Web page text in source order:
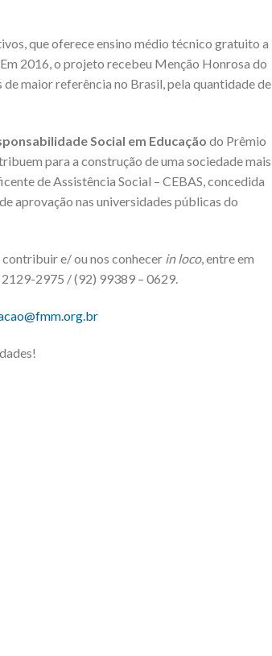
que oferece ensino médio técnico gratuito a
2016, o projeto recebeu Menção Honrosa do
maior referência no Brasil, pela quantidade de
Social em Educação do Prêmio
para a construção de uma sociedade mais
de Assistência Social – CEBAS, concedida
aprovação nas universidades públicas do
e/ ou nos conhecer in loco, entre em
2975 / (92) 99389 – 0629.